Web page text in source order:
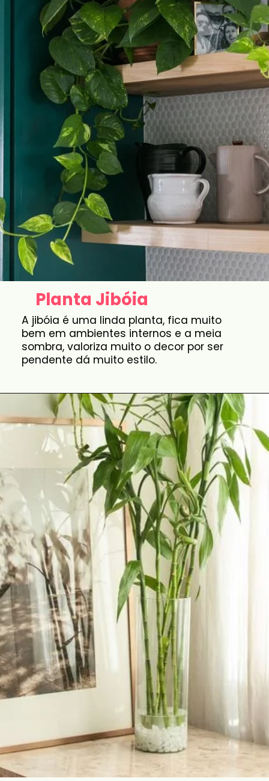
Planta Jibóia
A jibóia é uma linda planta, fica muito
bem em ambientes internos e a meia
sombra, valoriza muito o decor por ser
pendente dá muito estilo.